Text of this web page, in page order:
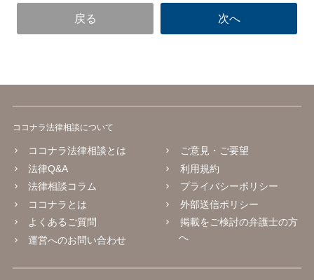
ココナラ法律相談について
ココナラ法律相談とは
法律Q&A
法律相談コラム
ココナラとは
よくあるご質問
運営へのお問い合わせ
ご意見・ご要望
利用規約
プライバシーポリシー
外部送信ポリシー
掲載をご検討の弁護士の方
へ